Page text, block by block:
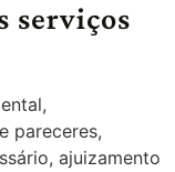
serviços
pareceres,
ajuizamento